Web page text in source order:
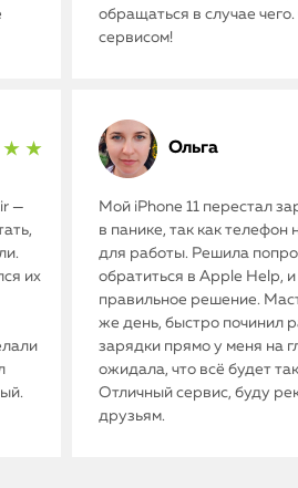
обращаться в случае
сервисом!
★ ★
—
их
Ольга
Мой iPhone 11 перестал
в панике, так как
для работы. Решила
обратиться в Apple Help,
правильное решение.
же день, быстро починил
зарядки прямо у меня на
ожидала, что всё будет
Отличный сервис, буду
друзьям.